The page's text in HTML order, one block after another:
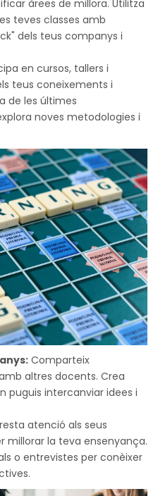
àrees de millora. Utilitza
teves classes amb
dels teus companys i
en cursos, tallers i
teus coneixements i
de les últimes
noves metodologies i
Comparteix
altres docents. Crea
intercanviar idees i
atenció als seus
millorar la teva ensenyança.
o entrevistes per conèixer